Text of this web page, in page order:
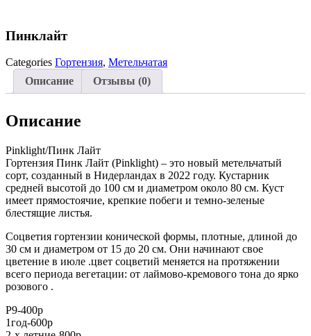
Пинклайт
Categories Гортензия, Метельчатая
Описание
Отзывы (0)
Описание
Pinklight/Пинк Лайт
Гортензия Пинк Лайт (Pinklight) – это новый метельчатый
сорт, созданный в Нидерландах в 2022 году. Кустарник
средней высотой до 100 см и диаметром около 80 см. Куст
имеет прямостоячие, крепкие побеги и темно-зеленые
блестящие листья.
Соцветия гортензии конической формы, плотные, длиной до
30 см и диаметром от 15 до 20 см. Они начинают свое
цветение в июле .цвет соцветий меняется на протяжении
всего периода вегетации: от лаймово-кремового тона до ярко
розового .
Р9-400р
1год-600р